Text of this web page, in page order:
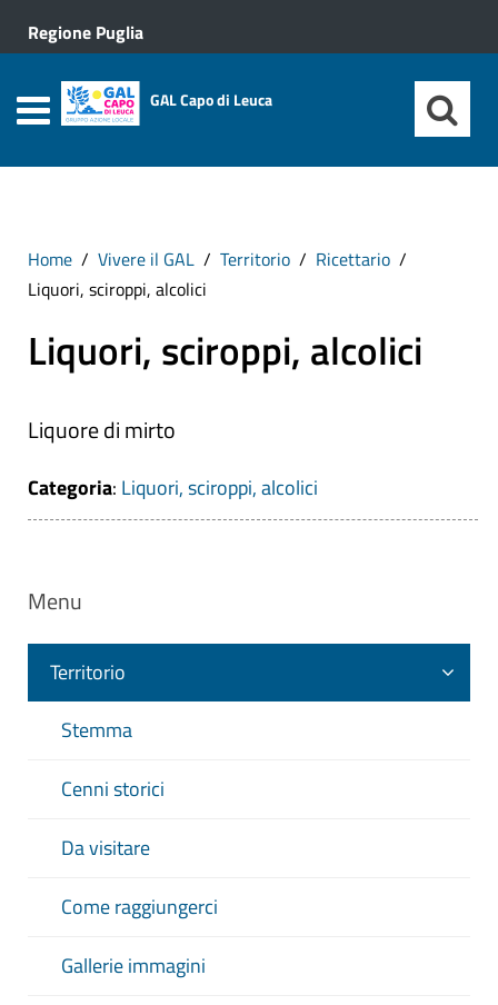
Regione Puglia
GAL Capo di Leuca
Home Vivere il GAL Territorio
Ricettario
Liquori, sciroppi, alcolici
Liquori, sciroppi, alcolici
Liquore di mirto
Categoria: Liquori, sciroppi, alcolici
Menu
Territorio
Stemma
Cenni storici
Da visitare
Come raggiungerci
Gallerie immagini